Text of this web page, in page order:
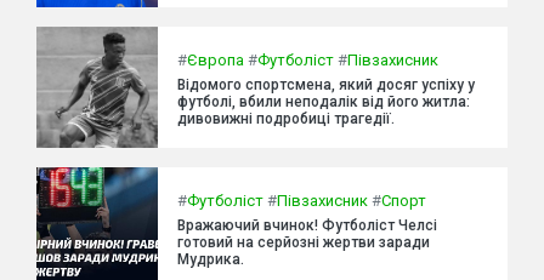
#Європа #Футболіст #Півзахисник
Відомого спортсмена, який досяг успіху у
футболі, вбили неподалік від його житла:
дивовижні подробиці трагедії.
#Футболіст #Півзахисник #Спорт
Вражаючий вчинок! Футболіст Челсі
готовий на серйозні жертви заради
Мудрика.